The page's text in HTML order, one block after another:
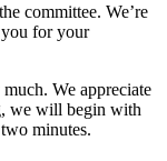
committee. We’re
you for your
We appreciate
we will begin with
minutes.